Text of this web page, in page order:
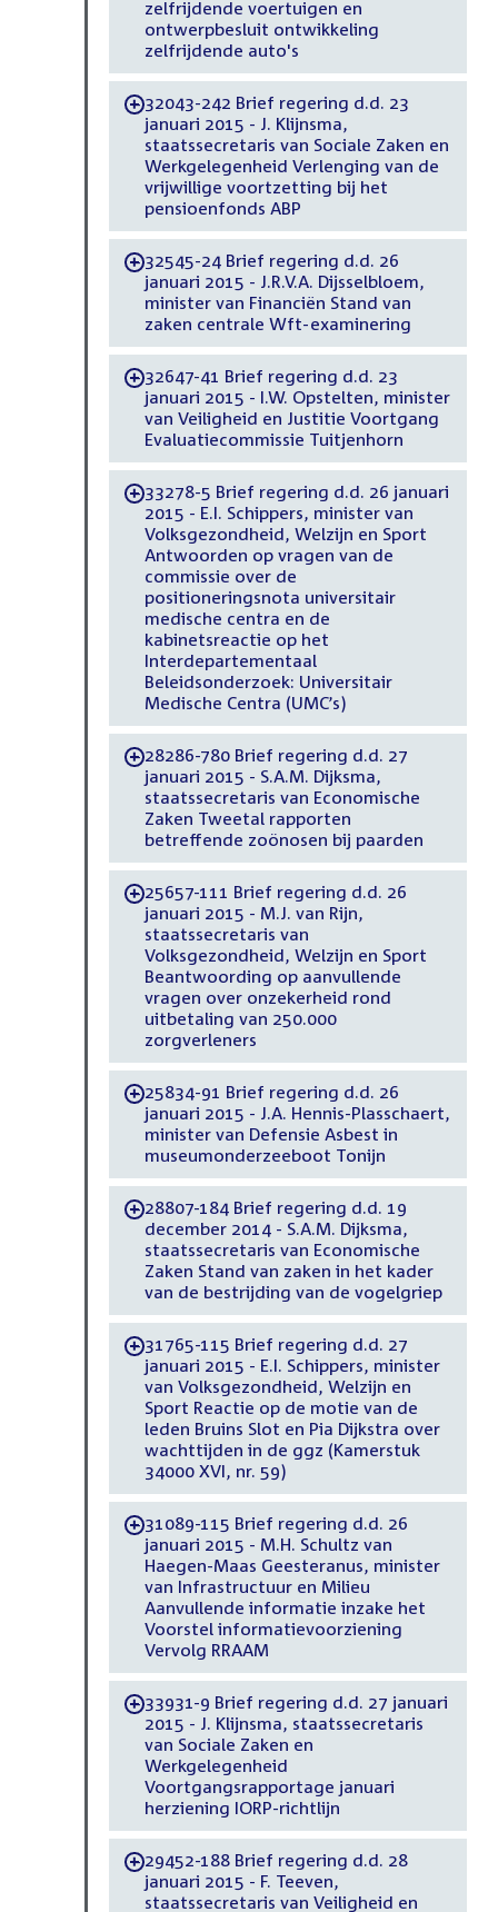
zelfrijdende voertuigen en
ontwerpbesluit ontwikkeling
zelfrijdende auto's
-32043-242 Brief regering d.d. 23
januari 2015 - J. Klijnsma,
staatssecretaris van Sociale Zaken en
Werkgelegenheid Verlenging van de
vrijwillige voortzetting bij het
pensioenfonds ABP
-32545-24 Brief regering d.d. 26
januari 2015 - J.R.V.A. Dijsselbloem,
minister van Financiën Stand van
zaken centrale Wft-examinering
-32647-41 Brief regering d.d. 23
januari 2015 - I.W. Opstelten, minister
van Veiligheid en Justitie Voortgang
Evaluatiecommissie Tuitjenhorn
-33278-5 Brief regering d.d. 26 januari
2015 - E.I. Schippers, minister van
Volksgezondheid, Welzijn en Sport
Antwoorden op vragen van de
commissie over de
positioneringsnota universitair
medische centra en de
kabinetsreactie op het
Interdepartementaal
Beleidsonderzoek: Universitair
Medische Centra (UMC’s)
-28286-780 Brief regering d.d. 27
januari 2015 - S.A.M. Dijksma,
staatssecretaris van Economische
Zaken Tweetal rapporten
betreffende zoönosen bij paarden
-25657-111 Brief regering d.d. 26
januari 2015 - M.J. van Rijn,
staatssecretaris van
Volksgezondheid, Welzijn en Sport
Beantwoording op aanvullende
vragen over onzekerheid rond
uitbetaling van 250.000
zorgverleners
-25834-91 Brief regering d.d. 26
januari 2015 - J.A. Hennis-Plasschaert,
minister van Defensie Asbest in
museumonderzeeboot Tonijn
-28807-184 Brief regering d.d. 19
december 2014 - S.A.M. Dijksma,
staatssecretaris van Economische
Zaken Stand van zaken in het kader
van de bestrijding van de vogelgriep
-31765-115 Brief regering d.d. 27
januari 2015 - E.I. Schippers, minister
van Volksgezondheid, Welzijn en
Sport Reactie op de motie van de
leden Bruins Slot en Pia Dijkstra over
wachttijden in de ggz (Kamerstuk
34000 XVI, nr. 59)
-31089-115 Brief regering d.d. 26
januari 2015 - M.H. Schultz van
Haegen-Maas Geesteranus, minister
van Infrastructuur en Milieu
Aanvullende informatie inzake het
Voorstel informatievoorziening
Vervolg RRAAM
-33931-9 Brief regering d.d. 27 januari
2015 - J. Klijnsma, staatssecretaris
van Sociale Zaken en
Werkgelegenheid
Voortgangsrapportage januari
herziening IORP-richtlijn
-29452-188 Brief regering d.d. 28
januari 2015 - F. Teeven,
staatssecretaris van Veiligheid en